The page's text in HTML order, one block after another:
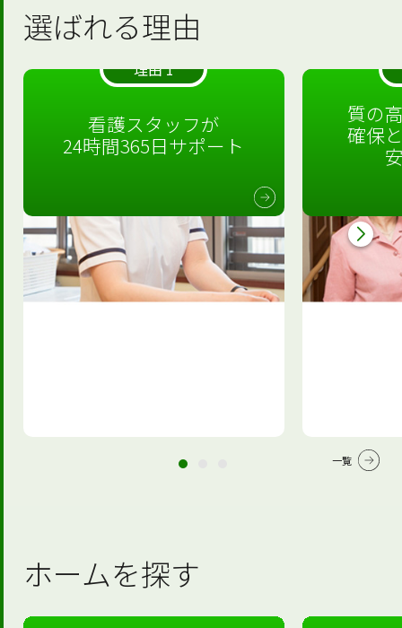
選ばれる理由
理由 1
看護スタッフが
24時間365日サポート
質の
確保
一覧
ホームを探す